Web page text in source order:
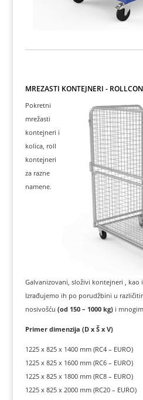
MREŽASTI KONTEJNERI -
Pokretni
mrežasti
kontejneri i
kolica, roll
kontejneri
za razne
namene.
Galvanizovani, složivi kontejneri , kao
Izrađujemo ih po porudžbini u
nosivošću (od 150 – 1000 kg)i
Primer dimenzija (D x Š x V)
1225 x 825 x 1400 mm (RC4 – EURO)
1225 x 825 x 1600 mm (RC6 – EURO)
1225 x 825 x 1800 mm (RC8 – EURO)
1225 x 825 x 2000 mm (RC20 – EURO)